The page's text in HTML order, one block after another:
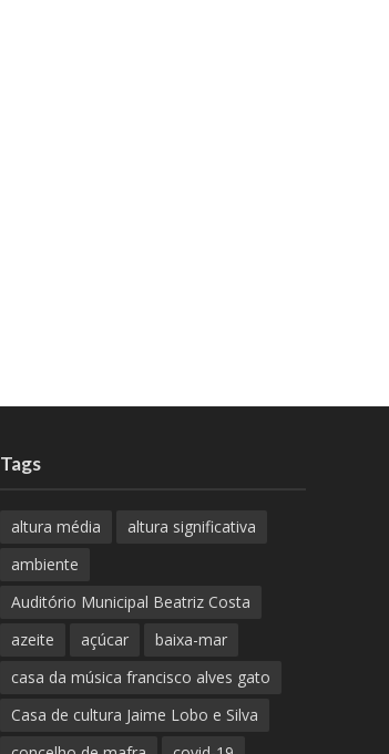
Tags
altura média
altura significativa
ambiente
Auditório Municipal Beatriz Costa
azeite
açúcar
baixa-mar
casa da música francisco alves gato
Casa de cultura Jaime Lobo e Silva